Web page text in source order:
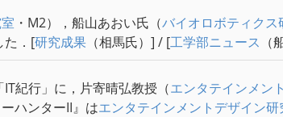
・M2），船山あおい氏（バイオロボティクス
た．[研究成果 （相馬氏）] / [工学部ニュース （
紀行」に，片寄晴弘教授（エンタテインメン
ハンターII』はエンタテインメントデザイン研